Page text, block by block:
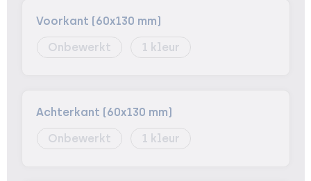
Voorkant (60x130 mm)
Onbewerkt
1
Achterkant (60x130 mm)
Onbewerkt
1